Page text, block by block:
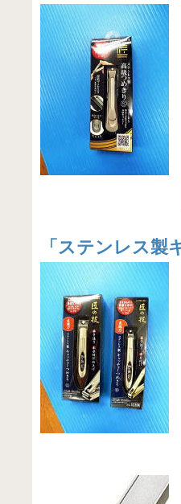
「 ステンレス製